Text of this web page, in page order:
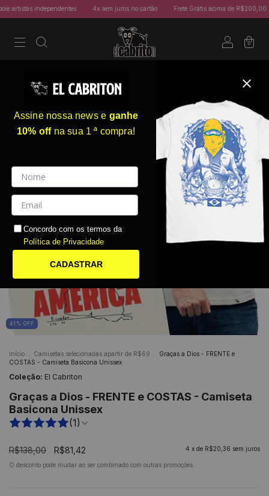
artistas independentes 4x sem juros no cartão Frete Grátis acima de R$200,00
0
41 % OFF
Início Camisetas selecionadas apartir de R$69
Graças a Dios - FRENTE e
COSTAS - Camiseta Basicona Unissex
Coleção: El Cabriton
Graças a Dios - FRENTE e COSTAS - Camiseta
Basicona Unissex
(1)
R$138,00 R$81,42 4 x de R$20,36 sem juros
O desconto pode mudar ao ser combinado com outras promoções.
Assine nossa news e ganhe
10% off na sua 1 ª compra!
Concordo com os termos da
Política de Privacidade
CADASTRAR